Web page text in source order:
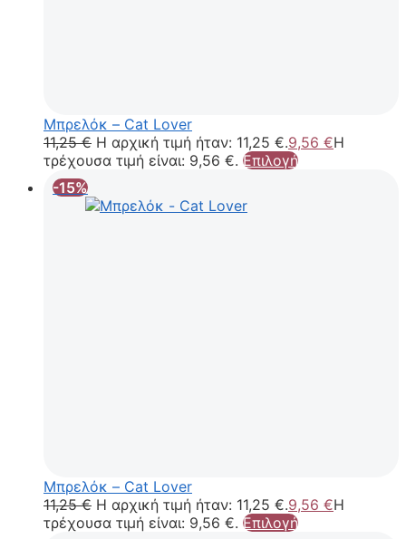
Μπρελόκ – Cat Lover
11,25€ Η αρχική τιμή ήταν: 11,25 €.9,56 €Η
τρέχουσα τιμή είναι: 9,56 €. Επιλογή
-15%
Μπρελόκ – Cat Lover
11,25€ Η αρχική τιμή ήταν: 11,25 €.9,56 €Η
τρέχουσα τιμή είναι: 9,56 €. Επιλογή